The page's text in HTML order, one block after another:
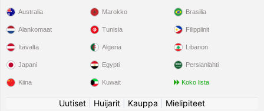
Australia
Alankomaat
Itävalta
Japani
Kiina
Marokko
Tunisia
Algeria
Egypti
Kuwait
Brasilia
Filippiinit
Libanon
Persianlahti
Koko lista
Uutiset Huijarit Kauppa
Mielipiteet